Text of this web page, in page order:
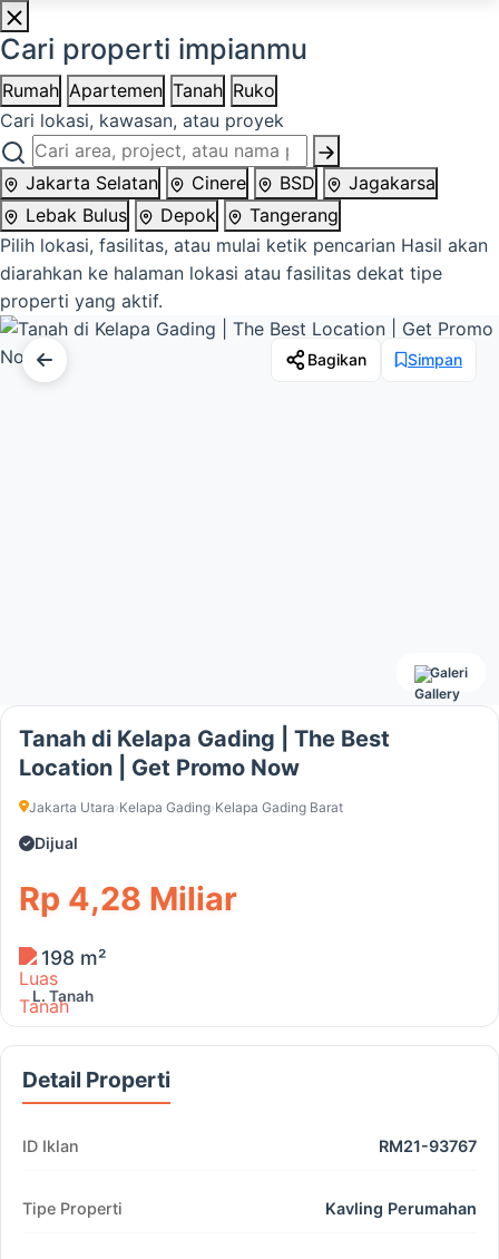
Cari properti impianmu
Rumah Apartemen Tanah Ruko
Cari lokasi, kawasan, atau proyek
Jakarta Selatan Cinere BSD
Jagakarsa
Lebak Bulus
Depok
Tangerang
Pilih lokasi, fasilitas, atau mulai ketik pencarian Hasil akan
diarahkan ke halaman lokasi atau fasilitas dekat tipe
properti yang aktif.
Galeri
Bagikan Simpan
Tanah di Kelapa Gading | The Best
Location | Get Promo Now
Jakarta Utara›Kelapa Gading›Kelapa Gading Barat
Dijual
Rp 4,28 Miliar
198 m²
L. Tanah
Detail Properti
ID Iklan RM21-93767
Tipe Properti Kavling Perumahan